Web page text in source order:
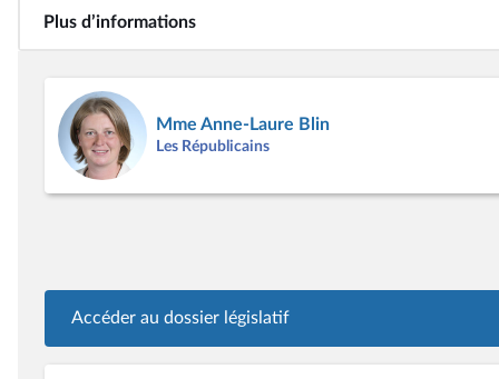
Plus d’informations
Mme Anne-Laure Blin
Les Républicains
Accéder au dossier législatif